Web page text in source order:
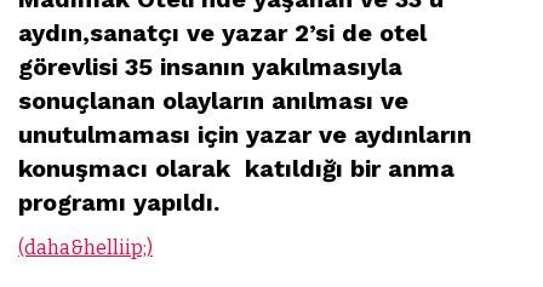
aydın,sanatçı ve yazar 2’si de otel
görevlisi 35 insanın yakılmasıyla
sonuçlanan olayların anılması ve
unutulmaması için yazar ve aydınların
konuşmacı olarak katıldığı bir anma
programı yapıldı.
(daha&helliip;)